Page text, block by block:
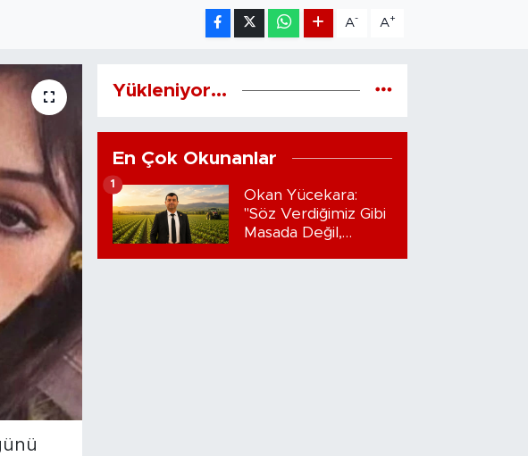
A- A+
Yükleniyor...
En Çok Okunanlar
Okan Yücekara:
"Söz Verdiğimiz Gibi
Masada Değil,
1